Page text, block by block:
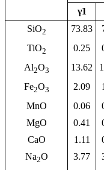
γ1
SiO2 73.83
TiO2 0.25
Al2O3 13.62
Fe2O3 2.09
MnO
0.06
MgO
0.41
CaO
1.11
Na2O 3.77